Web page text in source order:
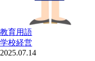
教育用語
学校経営
2025.07.14